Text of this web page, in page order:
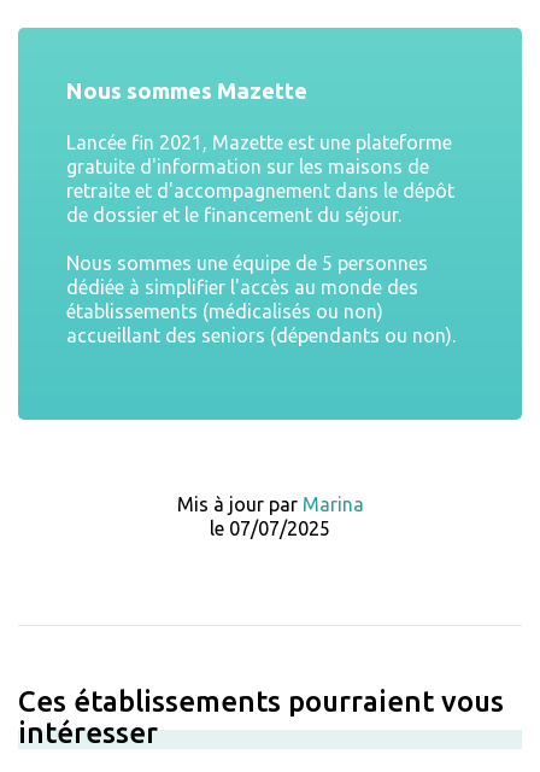
Nous sommes Mazette
Lancée fin 2021, Mazette est une plateforme
gratuite d'information sur les maisons de
retraite et d'accompagnement dans le dépôt
de dossier et le financement du séjour.
Nous sommes une équipe de 5 personnes
dédiée à simplifier l'accès au monde des
établissements (médicalisés ou non)
accueillant des seniors (dépendants ou non).
Mis à jour par Marina
le 07/07/2025
Ces établissements pourraient vous
intéresser